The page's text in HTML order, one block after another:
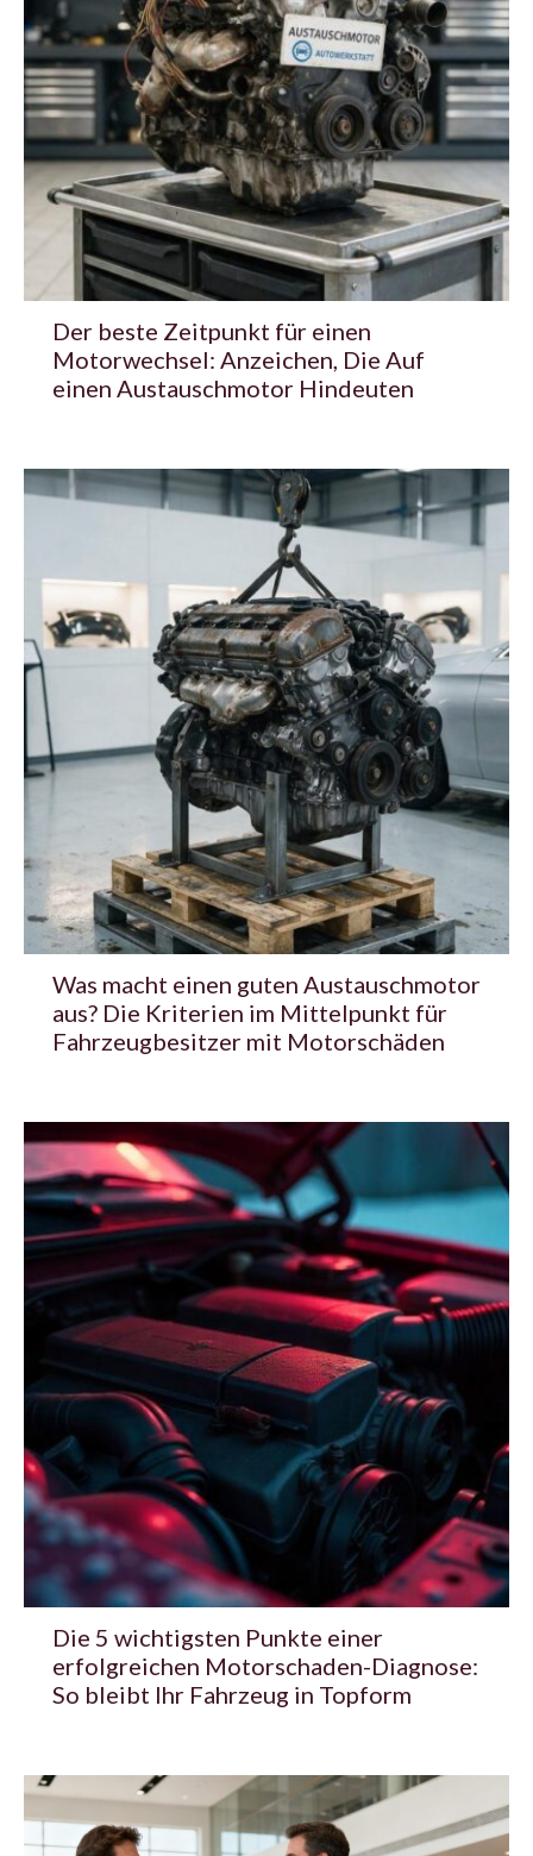
Der beste Zeitpunkt für einen
Motorwechsel: Anzeichen, Die Auf
einen Austauschmotor Hindeuten
Was macht einen guten Austauschmotor
aus? Die Kriterien im Mittelpunkt für
Fahrzeugbesitzer mit Motorschäden
Die 5 wichtigsten Punkte einer
erfolgreichen Motorschaden-Diagnose:
So bleibt Ihr Fahrzeug in Topform